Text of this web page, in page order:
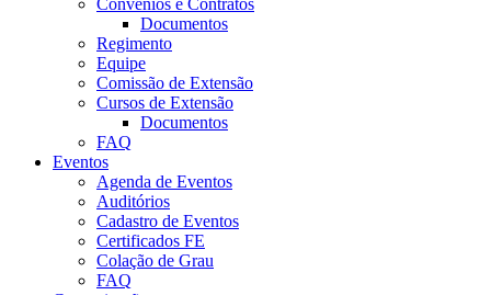
Convênios e Contratos
Documentos
Regimento
Equipe
Comissão de Extensão
Cursos de Extensão
Documentos
FAQ
Eventos
Agenda de Eventos
Auditórios
Cadastro de Eventos
Certificados FE
Colação de Grau
FAQ